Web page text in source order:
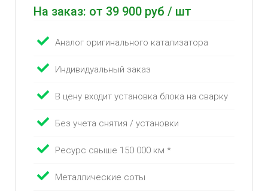
На заказ: от 39 900 руб / шт
Аналог оригинального катализатора
Индивидуальный заказ
В цену входит установка блока на сварку
Без учета снятия / установки
Ресурс свыше 150 000 км *
Металлические соты